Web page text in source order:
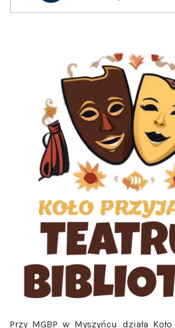
Przy MGBP w Myszyńcu działa